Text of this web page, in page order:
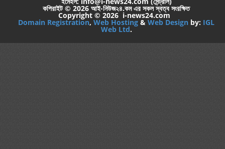
কপিরাইট © 2026 আই-নিউজ২৪.কম এর সকল স্বত্ব সংরক্ষিত
Copyright © 2026 i-news24.com
Domain Registration, Web Hosting & Web Design by: IGL
Web Ltd.